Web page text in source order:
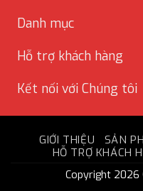
Danh mục
Hỗ trợ khách hàng
Kết nối với Chúng tôi
GIỚI THIỆU SẢN
HỖ TRỢ KHÁCH
Copyright 2026